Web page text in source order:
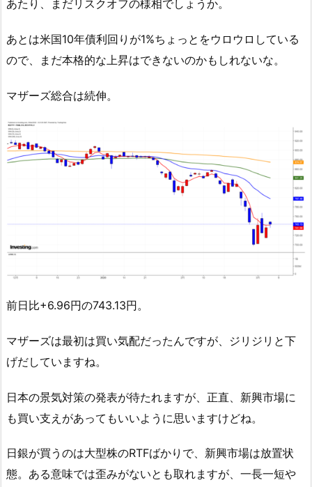
あたり、まだリスクオフの様相でしょうか。
あとは米国10年債利回りが1%ちょっとをウロウロしている
ので、まだ本格的な上昇はできないのかもしれないな。
マザーズ総合は続伸。
前日比+6.96円の743.13円。
マザーズは最初は買い気配だったんですが、ジリジリと下
げだしていますね。
日本の景気対策の発表が待たれますが、正直、新興市場に
も買い支えがあってもいいように思いますけどね。
日銀が買うのは大型株のRTFばかりで、新興市場は放置状
態。ある意味では歪みがないとも取れますが、一長一短や